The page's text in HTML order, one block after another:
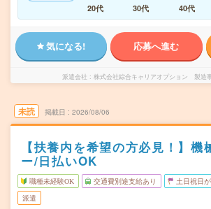
20代
30代 40代
気になる! 応募へ進む
派遣会社 株式会社綜合キャリアオプション 製造事
未読 掲載日 2026/08/06
【扶養内を希望の方必見！】機
ー/日払いOK
職種未経験OK 交通費別途支給あり 土日祝日
派遣